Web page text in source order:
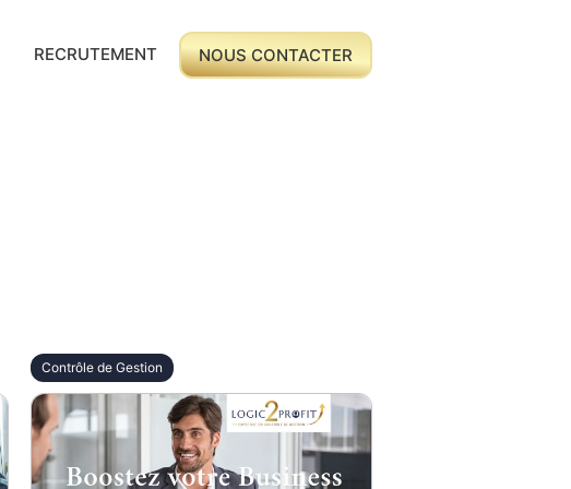
RECRUTEMENT NOUS CONTACTER
Contrôle de Gestion